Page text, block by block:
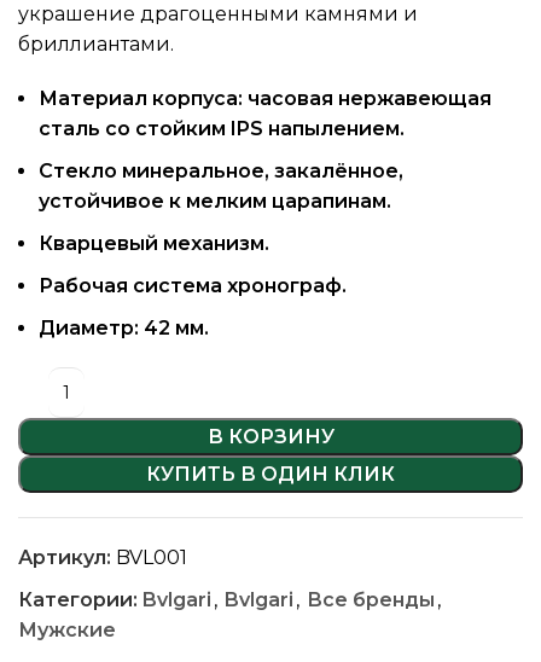
украшение драгоценными камнями и
бриллиантами.
Материал корпуса: часовая нержавеющая
сталь со стойким IPS напылением.
Стекло минеральное, закалённое,
устойчивое к мелким царапинам.
Кварцевый механизм.
Рабочая система хронограф.
Диаметр: 42 мм.
В КОРЗИНУ
КУПИТЬ В ОДИН КЛИК
Артикул: BVL001
Категории: Bvlgari , Bvlgari , Все бренды ,
Мужские